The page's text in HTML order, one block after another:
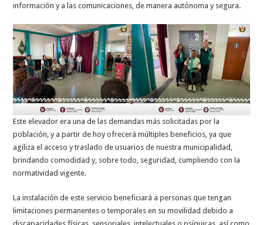
información y a las comunicaciones, de manera autónoma y segura.
Este elevador era una de las demandas más solicitadas por la
población, y a partir de hoy ofrecerá múltiples beneficios, ya que
agiliza el acceso y traslado de usuarios de nuestra municipalidad,
brindando comodidad y, sobre todo, seguridad, cumpliendo con la
normatividad vigente.
La instalación de este servicio beneficiará a personas que tengan
limitaciones permanentes o temporales en su movilidad debido a